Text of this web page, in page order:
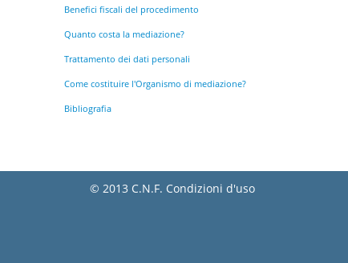
Benefici fiscali del procedimento
Quanto costa la mediazione?
Trattamento dei dati personali
Come costituire l'Organismo di mediazione?
Bibliografia
© 2013 C.N.F. Condizioni d'uso